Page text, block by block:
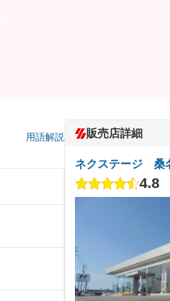
用語解説 販売店詳細
ネクステージ 桑
4.8